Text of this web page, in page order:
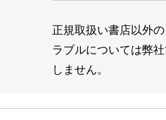
正規取扱い書店以外
ラブルについては弊
しません。